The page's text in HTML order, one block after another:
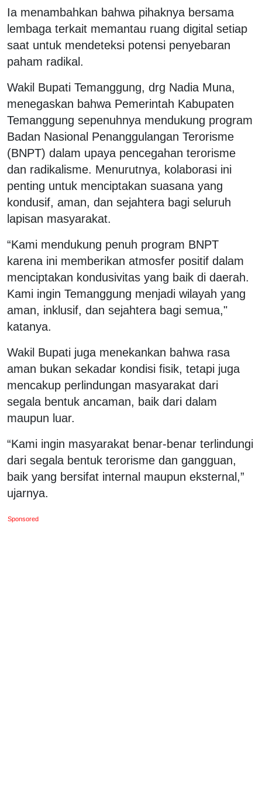
Ia menambahkan bahwa pihaknya bersama
lembaga terkait memantau ruang digital setiap
saat untuk mendeteksi potensi penyebaran
paham radikal.
Wakil Bupati Temanggung, drg Nadia Muna,
menegaskan bahwa Pemerintah Kabupaten
Temanggung sepenuhnya mendukung program
Badan Nasional Penanggulangan Terorisme
(BNPT) dalam upaya pencegahan terorisme
dan radikalisme. Menurutnya, kolaborasi ini
penting untuk menciptakan suasana yang
kondusif, aman, dan sejahtera bagi seluruh
lapisan masyarakat.
“Kami mendukung penuh program BNPT
karena ini memberikan atmosfer positif dalam
menciptakan kondusivitas yang baik di daerah.
Kami ingin Temanggung menjadi wilayah yang
aman, inklusif, dan sejahtera bagi semua,"
katanya.
Wakil Bupati juga menekankan bahwa rasa
aman bukan sekadar kondisi fisik, tetapi juga
mencakup perlindungan masyarakat dari
segala bentuk ancaman, baik dari dalam
maupun luar.
“Kami ingin masyarakat benar-benar terlindungi
dari segala bentuk terorisme dan gangguan,
baik yang bersifat internal maupun eksternal,”
ujarnya.
Sponsored